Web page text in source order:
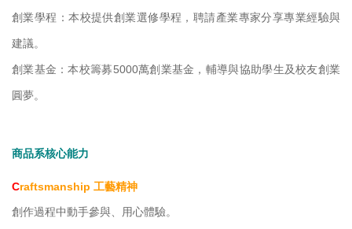
創業學程：本校提供創業選修學程，聘請產業專家分享專業經驗與
建議。
創業基金：本校籌募5000萬創業基金，輔導與協助學生及校友創業
圓夢。
商品系核心能力
Craftsmanship 工藝精神
創作過程中動手參與、用心體驗。